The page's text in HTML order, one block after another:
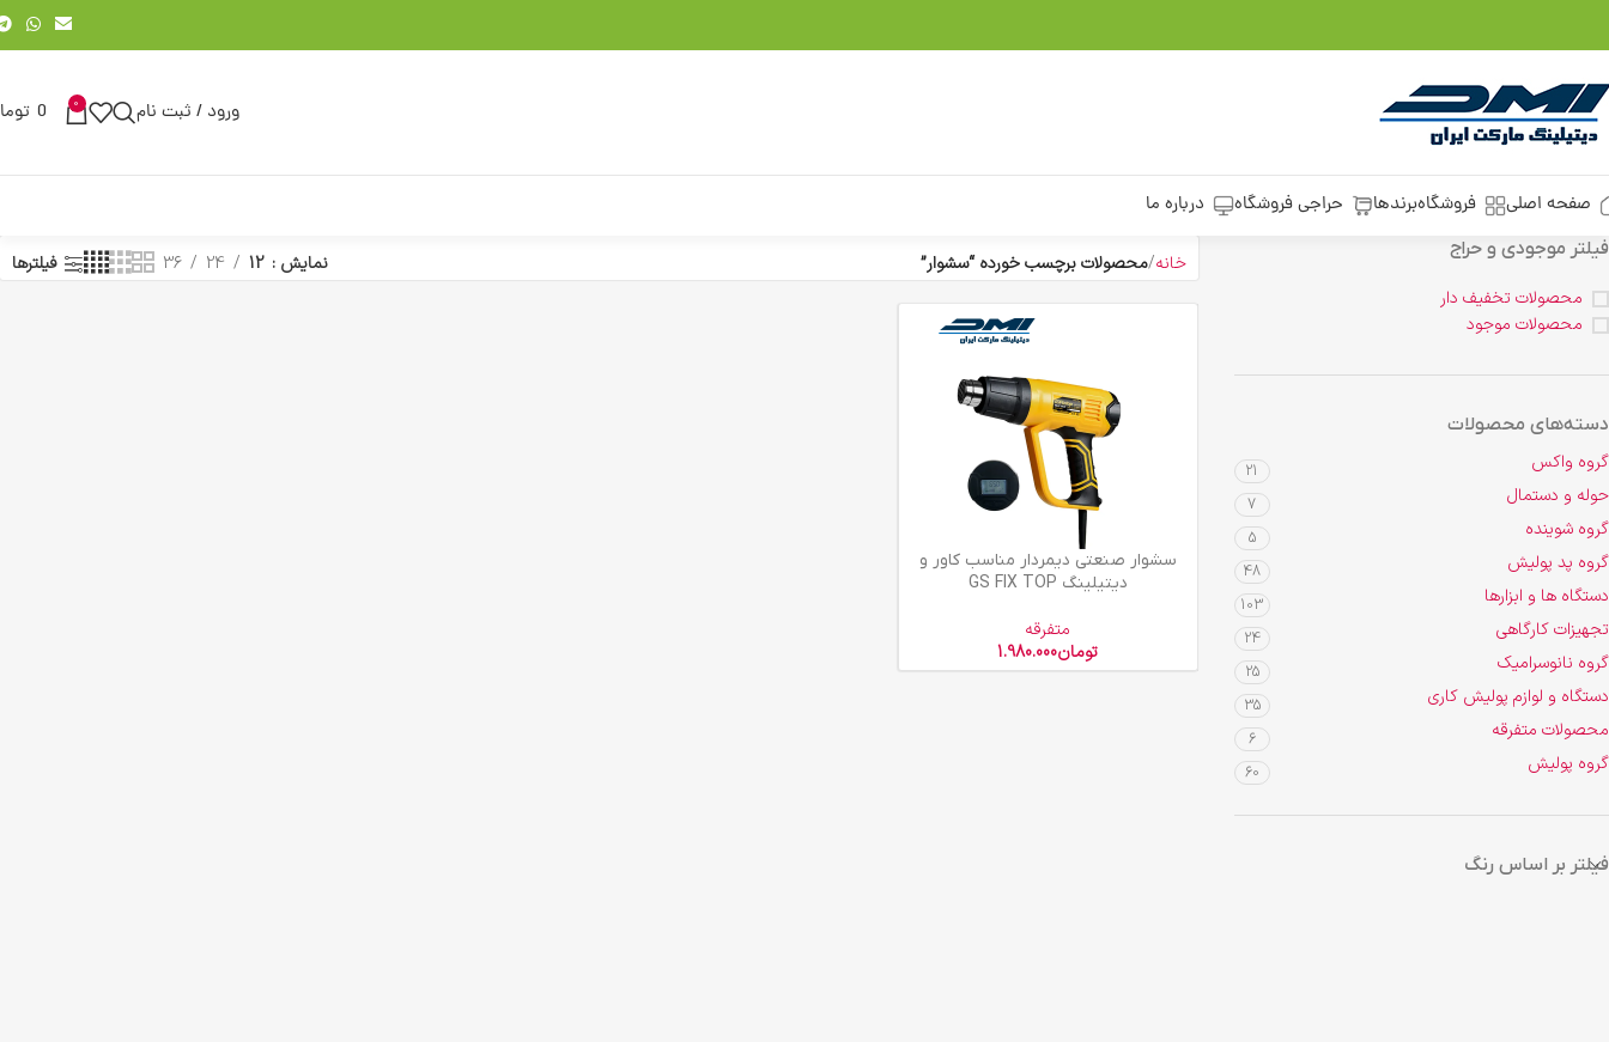
ورود / ثبت نام 0
0
صفحه اصلی فروشگاهبرندها حراجی فروشگاه درباره ما
فیلتر موجودی و حراج
محصولات تخفیف دار
محصولات موجود
دسته‌های محصولات
گروه واکس 21
حوله و دستمال 7
گروه شوینده 5
گروه پد پولیش 48
دستگاه ها و ابزارها 103
تجهیزات کارگاهی 24
گروه نانوسرامیک 25
دستگاه و لوازم پولیش کاری 35
محصولات متفرقه 6
گروه پولیش 60
فیلتر بر اساس رنگ
خانه محصولات برچسب خورده “سشوار” نمایش 12
24
36 فیلترها
افزودن به سبد خرید
سشوار صنعتی دیمردار مناسب کاور و
دیتیلینگ GS FIX TOP
متفرقه
تومان1.980.000